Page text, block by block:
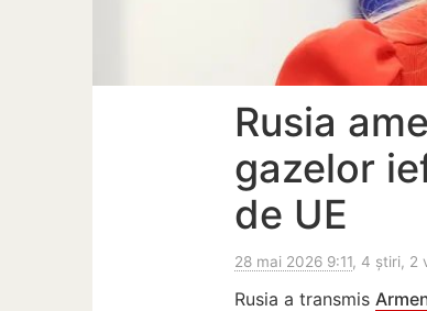
Rusia
gazelor
de UE
28 mai 2026 9:11, 4 știri, 2
Rusia a transmis